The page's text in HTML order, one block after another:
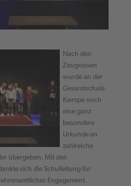
Nach den
Zeugnissen
wurde an der
Gesamtschule
Kierspe noch
eine ganz
besondere
Urkunde an
zahlreiche
übergeben. Mit den
sich die Schulleitung für
Engagement.